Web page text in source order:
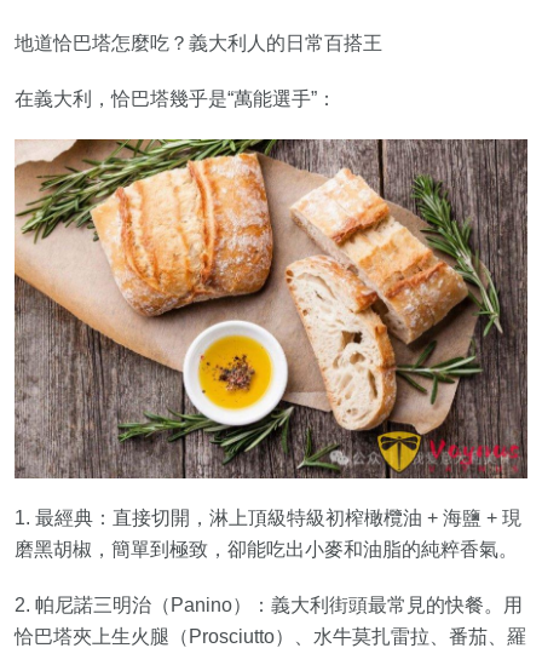
地道恰巴塔怎麼吃？義大利人的日常百搭王
在義大利，恰巴塔幾乎是“萬能選手”：
1. 最經典：直接切開，淋上頂級特級初榨橄欖油 + 海鹽 + 現
磨黑胡椒，簡單到極致，卻能吃出小麥和油脂的純粹香氣。
2. 帕尼諾三明治（Panino）：義大利街頭最常見的快餐。用
恰巴塔夾上生火腿（Prosciutto）、水牛莫扎雷拉、番茄、羅